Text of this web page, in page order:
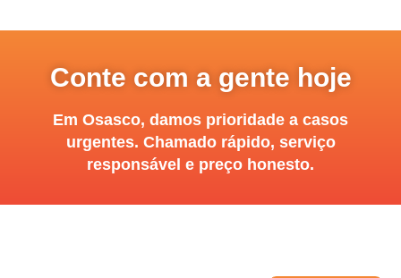
Conte com a gente hoje
Em Osasco, damos prioridade a casos
urgentes. Chamado rápido, serviço
responsável e preço honesto.